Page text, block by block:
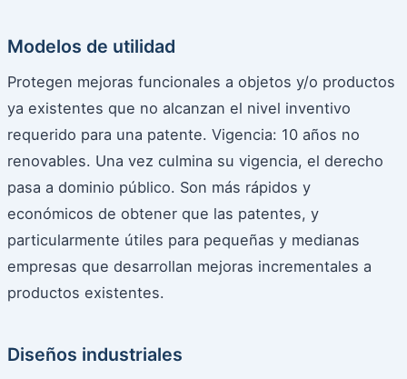
Modelos de utilidad
Protegen mejoras funcionales a objetos y/o productos
ya existentes que no alcanzan el nivel inventivo
requerido para una patente. Vigencia: 10 años no
renovables. Una vez culmina su vigencia, el derecho
pasa a dominio público. Son más rápidos y
económicos de obtener que las patentes, y
particularmente útiles para pequeñas y medianas
empresas que desarrollan mejoras incrementales a
productos existentes.
Diseños industriales